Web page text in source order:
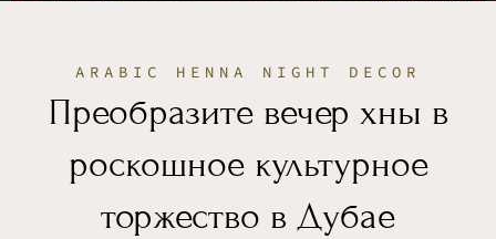
ARABIC HENNA NIGHT DECOR
Преобразите вечер хны в
роскошное культурное
торжество в Дубае